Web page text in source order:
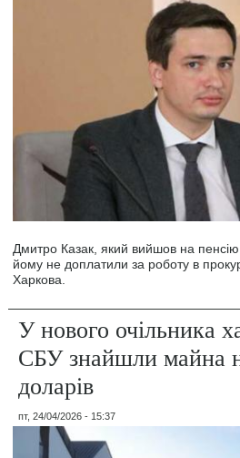
Дмитро Казак, який вийшов на
йому не доплатили за роботу в
Харкова.
У нового очільника
СБУ знайшли майна
доларів
пт, 24/04/2026 - 15:37